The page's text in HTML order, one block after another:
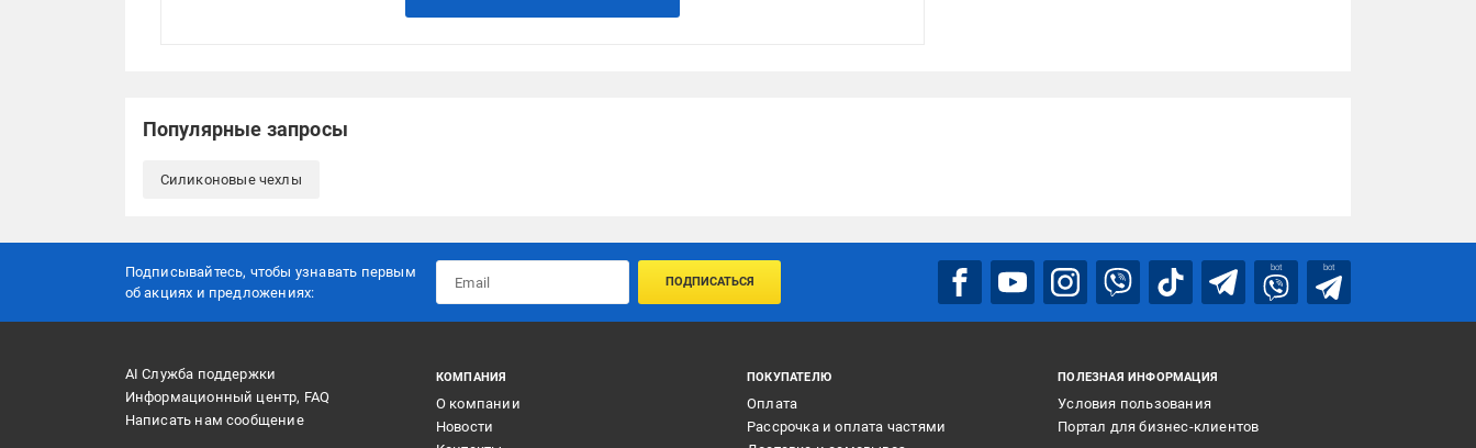
Популярные запросы
Силиконовые чехлы
Подписывайтесь, чтобы узнавать первым
об акцияx и предложениях:
ПОДПИСАТЬСЯ
bot bot
AI Служба поддержки
Информационный центр, FAQ
Написать нам сообщение
КОМПАНИЯ
О компании
Новости
ПОКУПАТЕЛЮ
Оплата
Рассрочка и оплата частями
ПОЛЕЗНАЯ ИНФОРМАЦИЯ
Условия пользования
Портал для бизнес-клиентов